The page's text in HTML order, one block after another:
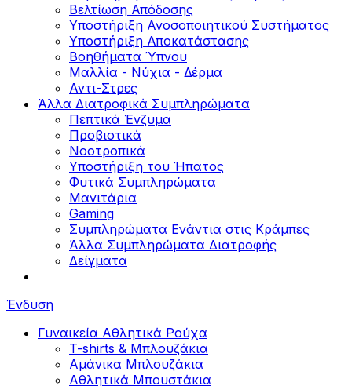
Βελτίωση Απόδοσης
Υποστήριξη Ανοσοποιητικού Συστήματος
Yποστήριξη Αποκατάστασης
Βοηθήματα Ύπνου
Μαλλία - Νύχια - Δέρμα
Αντι-Στρες
Άλλα Διατροφικά Συμπληρώματα
Πεπτικά Ένζυμα
Προβιοτικά
Νοοτροπικά
Υποστήριξη του Ήπατος
Φυτικά Συμπληρώματα
Μανιτάρια
Gaming
Συμπληρώματα Ενάντια στις Κράμπες
Άλλα Συμπληρώματα Διατροφής
Δείγματα
Ένδυση
Γυναικεία Αθλητικά Ρούχα
T-shirts & Μπλουζάκια
Αμάνικα Μπλουζάκια
Aθλητικά Μπουστάκια